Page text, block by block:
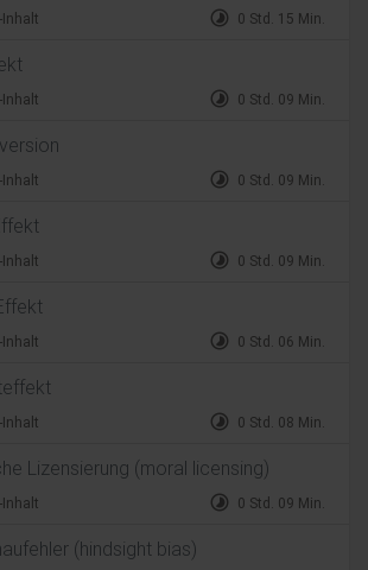
timelapse 0 Std. 15 Min.
timelapse 0 Std. 09 Min.
timelapse 0 Std. 09 Min.
timelapse 0 Std. 09 Min.
timelapse 0 Std. 06 Min.
timelapse 0 Std. 08 Min.
Lizensierung (moral licensing)
timelapse 0 Std. 09 Min.
(hindsight bias)